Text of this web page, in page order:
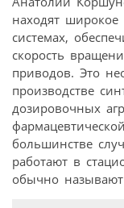
находят
системах,
скорость
приводов. Это
производстве
дозировочных
большинстве
работают в
обычно